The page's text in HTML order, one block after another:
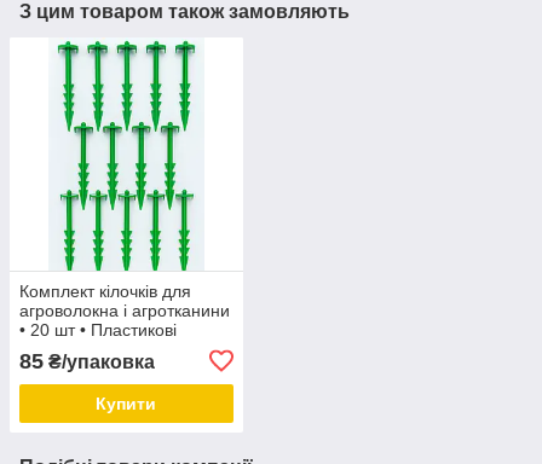
З цим товаром також замовляють
Комплект кілочків для
агроволокна і агротканини
• 20 шт • Пластикові
кріплення геотекстилю
85 ₴/упаковка
Купити